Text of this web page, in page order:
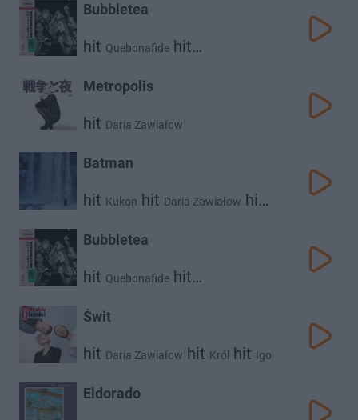
Bubbletea
hit Quebonafide hit
Metropolis
hit Daria Zawiałow
Batman
hit Kukon hit Daria Zawiałow hit
Bubbletea
hit Quebonafide hit
Świt
hit Daria Zawiałow hit Król hit Igo
Eldorado